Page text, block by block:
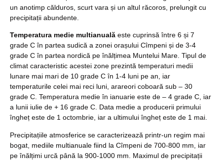
un anotimp călduros, scurt vara și un altul răcoros, prelungit cu
precipitații abundente.
Temperatura medie multianuală este cuprinsă între 6 și 7
grade C în partea sudică a zonei orașului Cîmpeni și de 3-4
grade C în partea nordică pe înălțimea Muntelui Mare. Tipul de
climat caracteristic acestei zone prezintă temperaturi medii
lunare mai mari de 10 grade C în 1-4 luni pe an, iar
temperaturile celei mai reci luni, arareori coboară sub – 30
grade C. Temperatura medie în ianuarie este de – 4 grade C, iar
a lunii iulie de + 16 grade C. Data medie a producerii primului
îngheț este de 1 octombrie, iar a ultimului îngheț este de 1 mai.
Precipitațiile atmosferice se caracterizează printr-un regim mai
bogat, mediile multianuale fiind la Cîmpeni de 700-800 mm, iar
pe înălțimi urcă până la 900-1000 mm. Maximul de precipitații